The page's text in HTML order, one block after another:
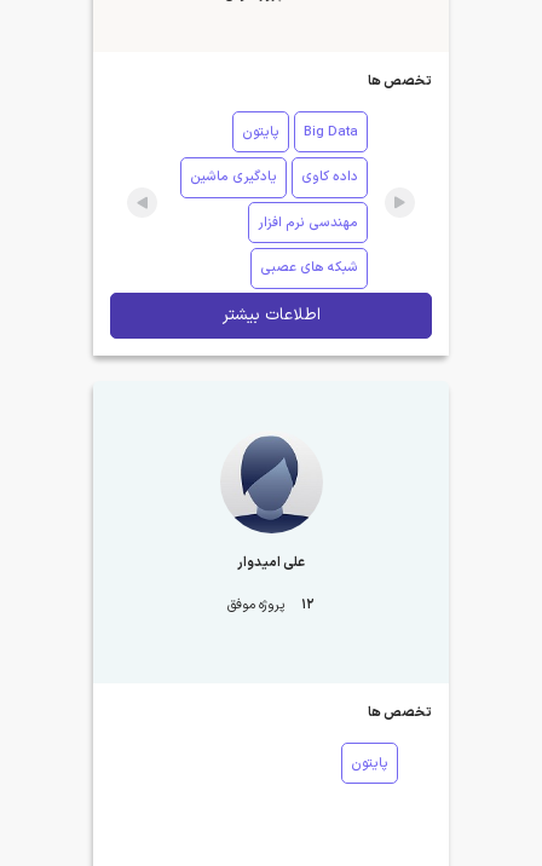
تخصص ها
Big Data پایتون
داده کاوی یادگیری ماشین
مهندسی نرم افزار
شبکه های عصبی
اطلاعات بیشتر
علی امیدوار
12 پروژه موفق
تخصص ها
پایتون